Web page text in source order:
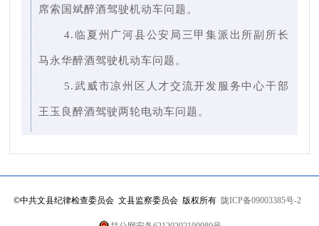
席索国斌醉酒驾驶机动车问题。
4.临夏州广河县公安局三甲集派出所副所长
马永华醉酒驾驶机动车问题。
5.武威市凉州区人才交流开发服务中心干部
王玉良醉酒驾驶两轮电动车问题。
©中共文县纪律检查委员会 文县监察委员会 版权所有 陇ICP备09003385号-2